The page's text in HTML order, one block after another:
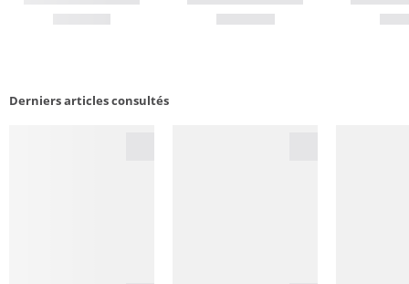
Derniers articles consultés